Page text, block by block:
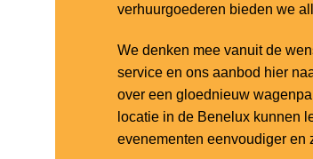
verhuurgoederen bieden we
We denken mee vanuit de
service en ons aanbod hier
over een gloednieuw
locatie in de Benelux kunnen
evenementen eenvoudiger en